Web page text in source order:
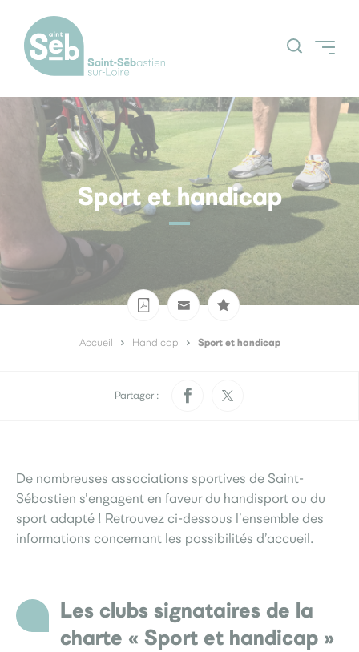
Accueil
Actualités
Agenda
La Ville
Culture
Découvrir la ville Grands projets
Nos grands Espace Citoyens
(Guichetnumerik)
d’identité
Déchets Développement
durable
Sport et handicap
Accueil Handicap Sport et handicap
Partager :
De nombreuses associations sportives de Saint-
Sébastien s’engagent en faveur du handisport ou du
sport adapté ! Retrouvez ci-dessous l’ensemble des
informations concernant les possibilités d’accueil.
Les clubs signataires de la
charte « Sport et handicap »